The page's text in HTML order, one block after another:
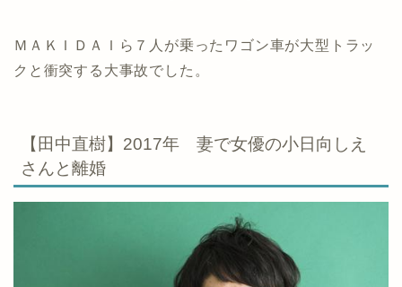
ＭＡＫＩＤＡＩら７人が乗ったワゴン車が大型トラッ
クと衝突する大事故でした。
【田中直樹】2017年 妻で女優の小日向しえ
さんと離婚